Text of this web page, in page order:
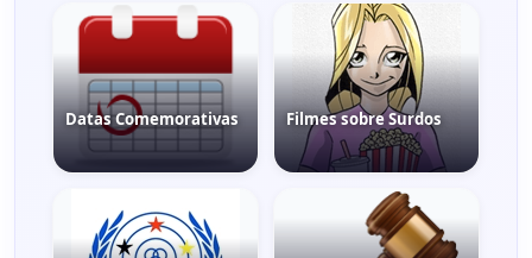
Datas Comemorativas Filmes sobre Surdos